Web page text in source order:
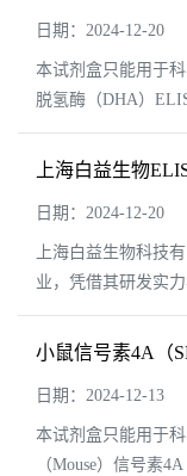
日期：2024-12-20
本试剂盒只能用于
脱氢酶（DHA）
盒采用双抗体一步
先包被脱氢...
上海白益生物
日期：2024-12-20
上海白益生物科技
业，凭借其研发实
坚实的竞争优势。
了其对科研需求的
小鼠信号素4A（
绍
日期：2024-12-13
本试剂盒只能用于
（Mouse）信号素